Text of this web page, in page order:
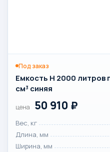
Под заказ
Емкость H 2000 литров
см³ синяя
цена 50 910 ₽
Вес, кг
Длина, мм
Ширина, мм